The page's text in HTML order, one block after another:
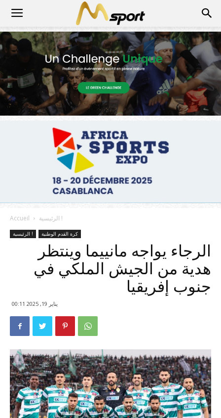
Accueil الرئيسية !
الرئيسية ! كرة القدم الوطنية
الرجاء يواجه مانييما وينتظر
هدية من الجيش الملكي في
جنوب إفريقيا
يناير 19, 2025 00:11